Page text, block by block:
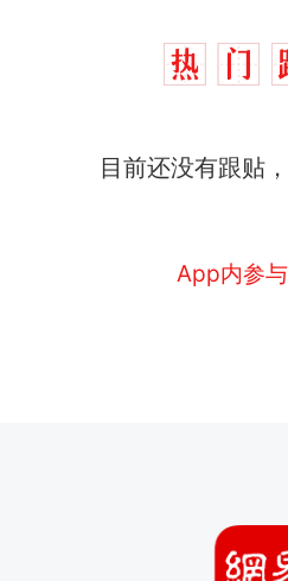
目前还没有跟贴
App内参